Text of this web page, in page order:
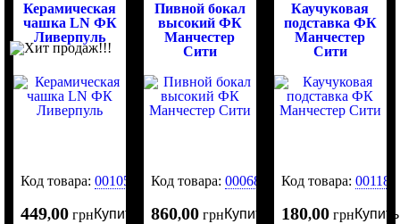
Керамическая
чашка LN ФК
Ливерпуль
Код товара:0010502
449,00 грнКупить
Пивной бокал
высокий ФК
Манчестер
Сити
Код товара:0006821
860,00 грнКупить
Каучуковая
подставка ФК
Манчестер
Сити
Код товара:
180,00 грнКупить